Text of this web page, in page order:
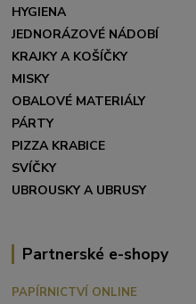
HYGIENA
JEDNORÁZOVÉ NÁDOBÍ
KRAJKY A KOŠÍČKY
MISKY
OBALOVÉ MATERIÁLY
PÁRTY
PIZZA KRABICE
SVÍČKY
UBROUSKY A UBRUSY
Partnerské e-shopy
PAPÍRNICTVÍ ONLINE